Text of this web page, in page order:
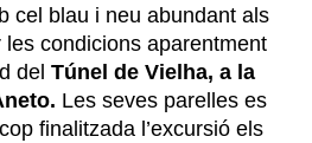
cel blau i neu abundant als
condicions aparentment
del Túnel de Vielha, a la
Les seves parelles es
finalitzada l’excursió els